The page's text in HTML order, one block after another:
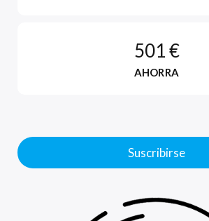
501 €
AHORRA
Suscribirse